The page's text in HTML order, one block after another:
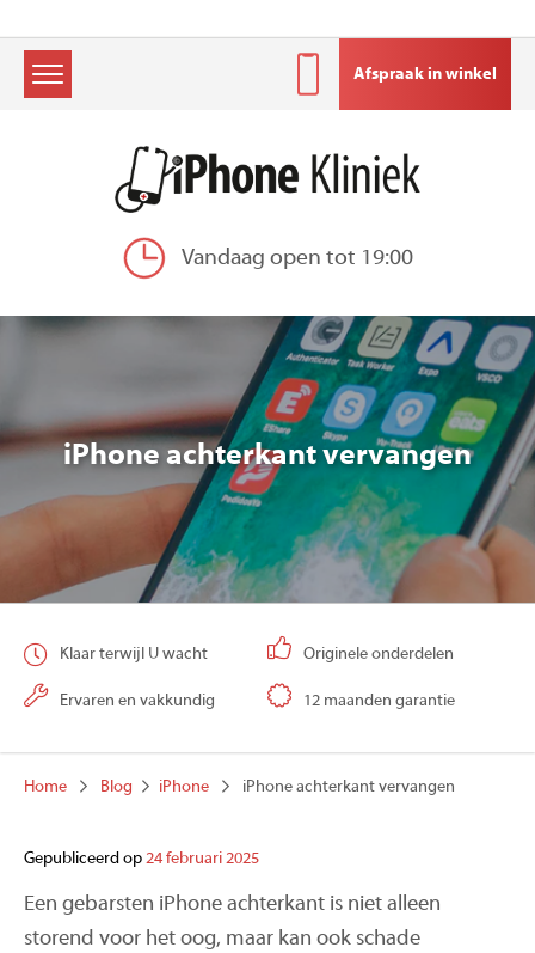
Vandaag open tot 19:00
Afspraak in winkel
iPhone achterkant vervangen
Klaar terwijl U wacht Originele onderdelen
Ervaren en vakkundig 12 maanden garantie
Home Blog iPhone iPhone achterkant vervangen
Gepubliceerd op 24 februari 2025
Een gebarsten iPhone achterkant is niet alleen
storend voor het oog, maar kan ook schade